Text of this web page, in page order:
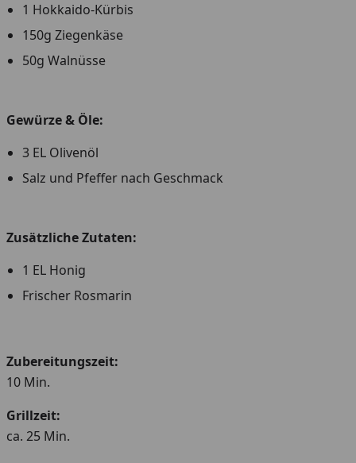
1 Hokkaido-Kürbis
150g Ziegenkäse
50g Walnüsse
Gewürze & Öle:
3 EL Olivenöl
Salz und Pfeffer nach Geschmack
Zusätzliche Zutaten:
1 EL Honig
Frischer Rosmarin
Zubereitungszeit:
10 Min.
Grillzeit:
ca. 25 Min.